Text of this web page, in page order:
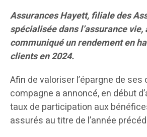
Assurances Hayett, filiale des
spécialisée dans l’assurance vie,
communiqué un rendement en
clients en 2024.
Afin de valoriser l’épargne de ses
compagne a annoncé, en début
taux de participation aux
assurés au titre de l’année